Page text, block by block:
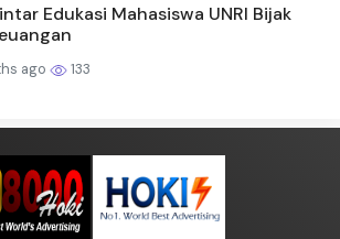
Edukasi Mahasiswa UNRI Bijak
ago 133